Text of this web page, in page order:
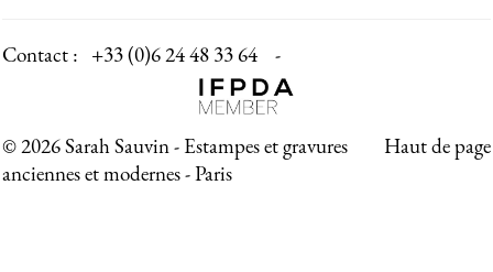
Contact : +33 (0)6 24 48 33 64 -
Haut de page
© 2026 Sarah Sauvin - Estampes et gravures
anciennes et modernes - Paris